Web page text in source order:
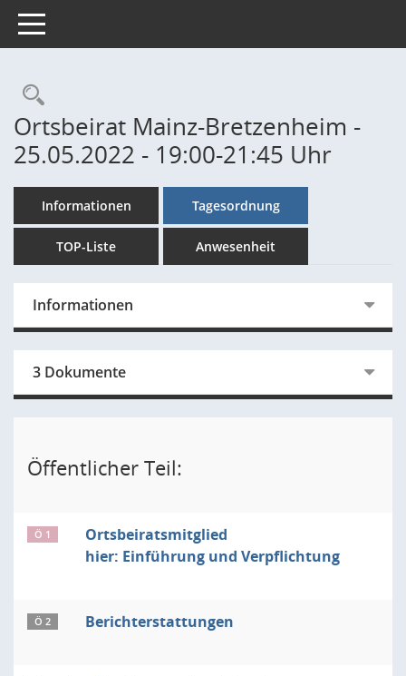
Toggle navigation
Rechercheauswahl
Ortsbeirat Mainz-Bretzenheim -
25.05.2022 - 19:00-21:45 Uhr
Informationen Tagesordnung
TOP-Liste Anwesenheit
Informationen
3 Dokumente
Öffentlicher Teil:
Ö 1
Ortsbeiratsmitglied
hier: Einführung und Verpflichtung
Ö 2 Berichterstattungen